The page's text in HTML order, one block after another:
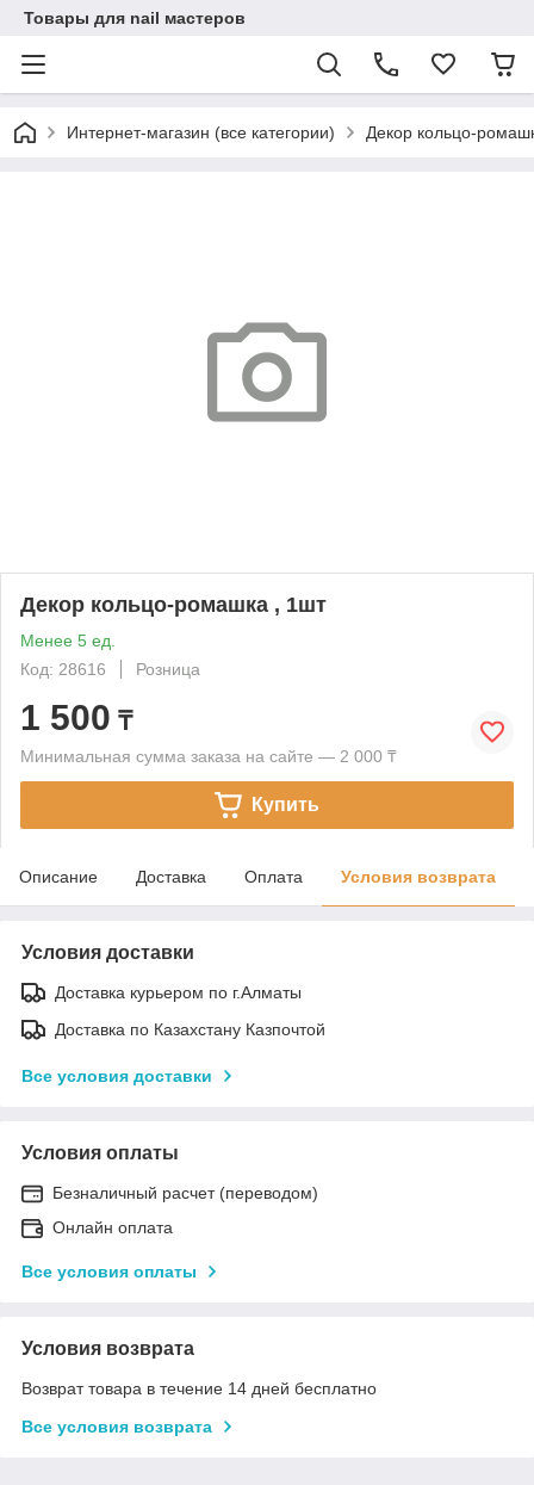
Товары для nail мастеров
Интернет-магазин (все категории) Декор кольцо-
Декор кольцо-ромашка , 1шт
Менее 5 ед.
Код: 28616
Розница
1 500 ₸
Минимальная сумма заказа на сайте — 2 000 ₸
Купить
Описание Доставка Оплата Условия возврата
Условия доставки
Доставка курьером по г.Алматы
Доставка по Казахстану Казпочтой
Все условия доставки
Условия оплаты
Безналичный расчет (переводом)
Онлайн оплата
Все условия оплаты
Условия возврата
Возврат товара в течение 14 дней бесплатно
Все условия возврата